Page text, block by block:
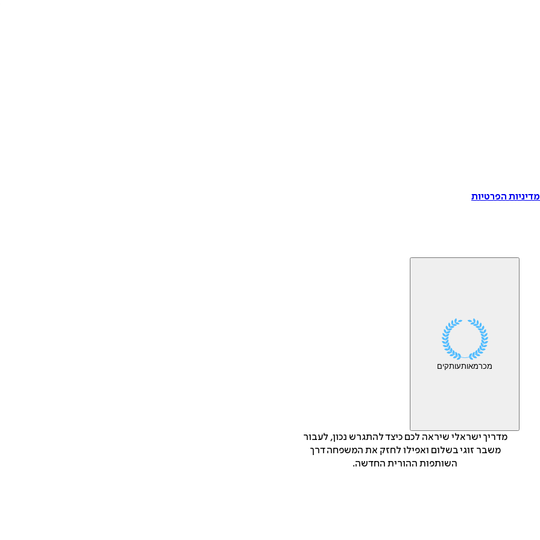
הפרטיות
מכרמאותעותקים
מדריך ישראלי שיראה לכם כיצד להתגרש נכון, לעבור
משבר זוגי בשלום ואפילו לחזק את המשפחה דרך
השותפות ההורית החדשה.